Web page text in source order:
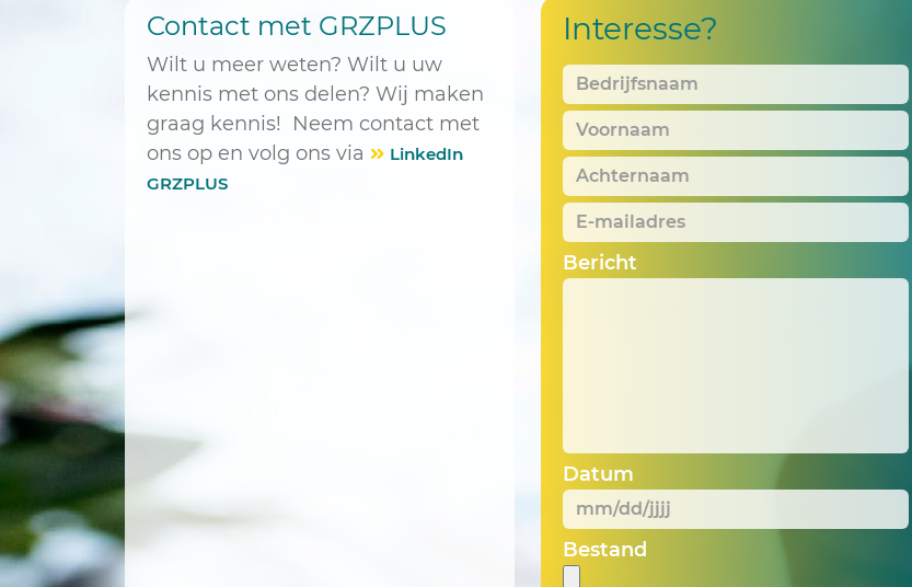
Contact met GRZPLUS
Wilt u meer weten? Wilt u uw
kennis met ons delen? Wij maken
graag kennis! Neem contact met
ons op en volg ons via
LinkedIn
GRZPLUS
Interesse?
Bedrijfsnaam
Voornaam
Achternaam
E-
mailadres *
Bericht
Datum
MM
slash
Bestand